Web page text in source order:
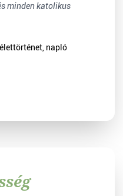
minden katolikus
napló